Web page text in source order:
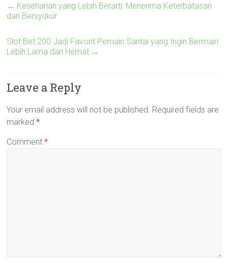
← Keseharian yang Lebih Berarti: Menerima Keterbatasan
dan Bersyukur
Slot Bet 200 Jadi Favorit Pemain Santai yang Ingin Bermain
Lebih Lama dan Hemat →
Leave a Reply
Your email address will not be published. Required fields are
marked*
Comment*